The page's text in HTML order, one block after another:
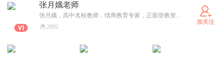
现的一个规律是，孩子越优秀，父母越操心，付出的心血越
多。孩子越大，父母要关心与引领的东西越难。
冠军，对教练的要求自然也达到了世界级水平，所以即便是
张月娥老师
张月娥，高中名校教师，情商教育专家，正面管教资深讲师，非暴力沟通、NLP简快心理疗法推广人。20年教龄资深班主任，骨干名师，所教学生考入清华、北大、浙大、复旦等名校数百人，所带班级获省级先进班集体称号。
2992
加关注